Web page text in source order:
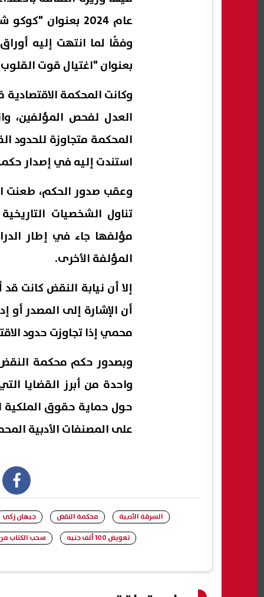
عام 2024 بعنوان
بعنوان "اغتيال قوت
وكانت المحكمة الاقتصادية
العدل لفحص المؤلفين،
المحكمة متجاوزة للحدود
استندت إليه في إصدار
وعقب صدور الحكم، طعنت
تناول الشخصيات
مؤلفها جاء في إطار
المؤلفة الأخرى.
إلا أن نيابة النقض كانت
أن الإشارة إلى المصدر أو
محمي إذا تجاوزت حدود
وبصدور حكم محكمة
واحدة من أبرز القضايا
حول حماية حقوق الملكية
على المصنفات الأدبية
السرقة الأدبية محكمة النقض جيهان زكي
تعويض 100 ألف جنيه
سحب الكتاب